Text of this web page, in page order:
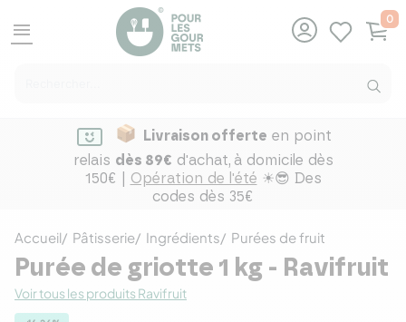
menu
0
Livraison offerte en point
relais dès 89€ d'achat, à domicile dès
150€ | Opération de l'été ☀😎 Des
codes dès 35€
Accueil Pâtisserie Ingrédients Purées de fruit
Purée de griotte 1 kg - Ravifruit
Voir tous les produits Ravifruit